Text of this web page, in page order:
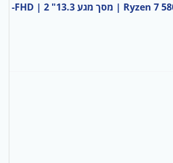
HP ProBook x360 G8 | מחודש | Ryzen 7 5800U | 24GB RAM | 512GB SSD | מסך מגע 13.3" FHD | 2-